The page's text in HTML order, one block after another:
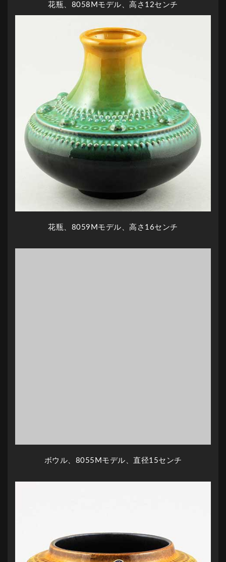
花瓶、8058Mモデル、高さ12センチ
花瓶、8059Mモデル、高さ16センチ
ボウル、8055Mモデル、直径15センチ